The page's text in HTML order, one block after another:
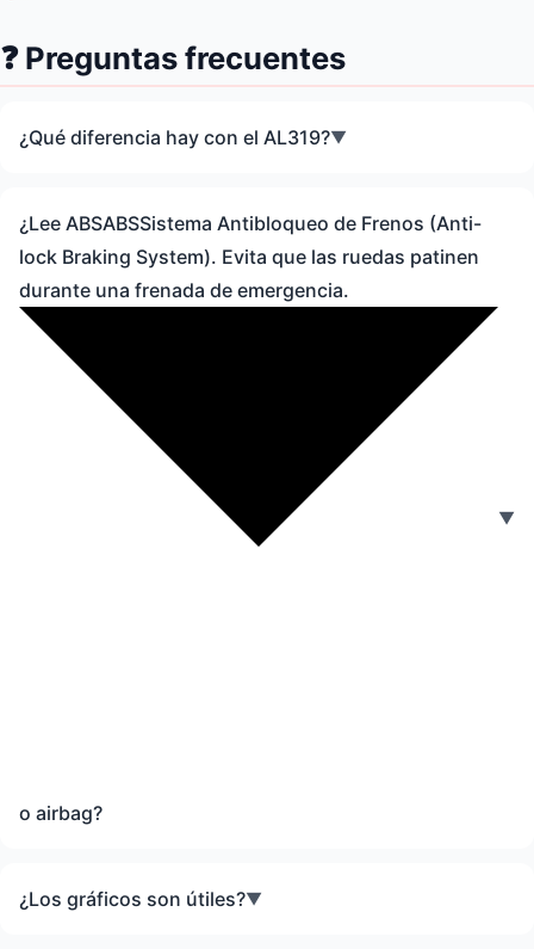
❓ Preguntas frecuentes
¿Qué diferencia hay con el AL319?▼
¿Lee ABSABSSistema Antibloqueo de Frenos (Anti-
lock Braking System). Evita que las ruedas patinen
durante una frenada de emergencia.
o airbag?
▼
¿Los gráficos son útiles?▼